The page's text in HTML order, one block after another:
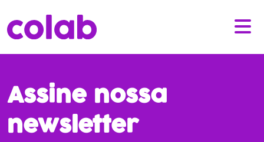
Assine nossa
newsletter